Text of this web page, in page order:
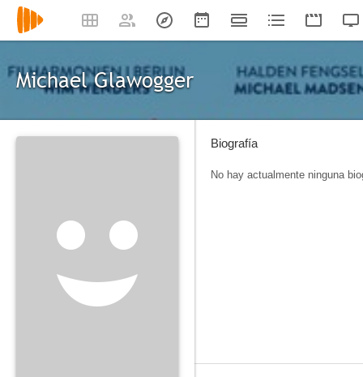
Michael Glawogger
Biografía
No hay actualmente ninguna